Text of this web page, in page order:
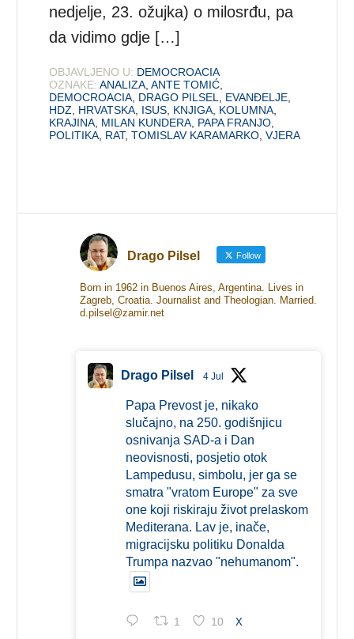
nedjelje, 23. ožujka) o milosrđu, pa
da vidimo gdje […]
OBJAVLJENO U: DEMOCROACIA
OZNAKE: ANALIZA ,ANTE TOMIĆ
DEMOCROACIA DRAGO PILSEL EVANĐELJE
HDZ
HRVATSKA ISUS KNJIGA KOLUMNA
KRAJINA MILAN KUNDERA PAPA FRANJO
POLITIKA RAT,TOMISLAV KARAMARKO ,VJERA
Drago Pilsel Follow
Born in 1962 in Buenos Aires, Argentina. Lives in
Zagreb, Croatia. Journalist and Theologian. Married.
d.pilsel@zamir.net
Drago Pilsel 4 Jul
Papa Prevost je, nikako
slučajno, na 250. godišnjicu
osnivanja SAD-a i Dan
neovisnosti, posjetio otok
Lampedusu, simbolu, jer ga se
smatra "vratom Europe" za sve
one koji riskiraju život prelaskom
Mediterana. Lav je, inače,
migracijsku politiku Donalda
Trumpa nazvao "nehumanom".
1 10 X